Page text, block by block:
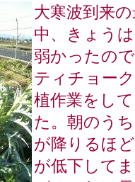
大寒波到来
中、きょう
弱かったの
ティチョー
植作業をし
た。朝のう
が降りるほ
が低下して